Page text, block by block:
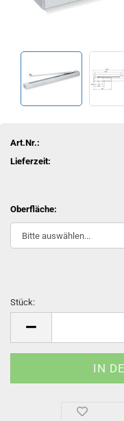
Art.Nr.:
Lieferzeit:
Oberfläche:
Stück: